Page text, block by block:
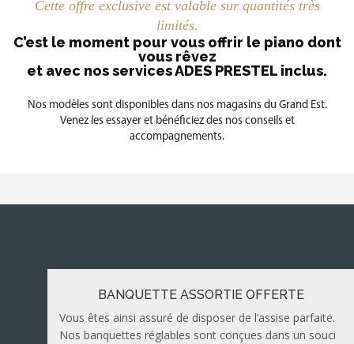
Cette offre exclusive est valable sur quantités très
limités.
C’est le moment pour vous offrir le piano dont
vous rêvez
et avec nos services ADES PRESTEL inclus.
Nos modèles sont disponibles dans nos magasins du Grand Est.
Venez les essayer et bénéficiez des nos conseils et
accompagnements.
BANQUETTE ASSORTIE OFFERTE
Vous êtes ainsi assuré de disposer de l’assise parfaite.
Nos banquettes réglables sont conçues dans un souci